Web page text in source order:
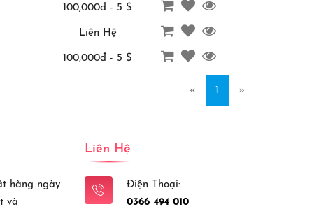
100,000đ - 5 $
Liên Hệ
100,000đ - 5 $
« 1 »
hàng ngày
và
Liên Hệ
Điện Thoại:
0366 494 010